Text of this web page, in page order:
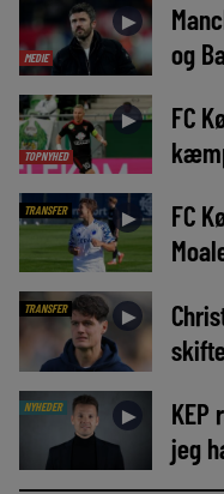
MEDIE
►
og
TOPNYHED
►
FC
TRANSFER ►
FC
TRANSFER ►
NYHEDER ►
KEP
jeg